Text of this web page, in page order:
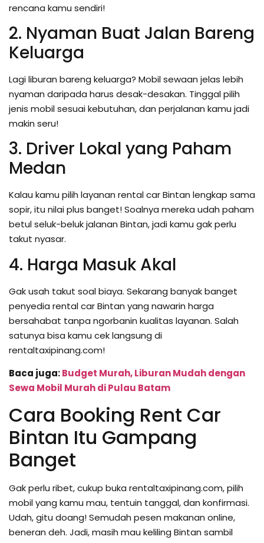
rencana kamu sendiri!
2. Nyaman Buat Jalan Bareng
Keluarga
Lagi liburan bareng keluarga? Mobil sewaan jelas lebih
nyaman daripada harus desak-desakan. Tinggal pilih
jenis mobil sesuai kebutuhan, dan perjalanan kamu jadi
makin seru!
3. Driver Lokal yang Paham
Medan
Kalau kamu pilih layanan rental car Bintan lengkap sama
sopir, itu nilai plus banget! Soalnya mereka udah paham
betul seluk-beluk jalanan Bintan, jadi kamu gak perlu
takut nyasar.
4. Harga Masuk Akal
Gak usah takut soal biaya. Sekarang banyak banget
penyedia rental car Bintan yang nawarin harga
bersahabat tanpa ngorbanin kualitas layanan. Salah
satunya bisa kamu cek langsung di
rentaltaxipinang.com!
Baca juga:Budget Murah, Liburan Mudah dengan
Sewa Mobil Murah di Pulau Batam
Cara Booking Rent Car
Bintan Itu Gampang
Banget
Gak perlu ribet, cukup buka rentaltaxipinang.com, pilih
mobil yang kamu mau, tentuin tanggal, dan konfirmasi.
Udah, gitu doang! Semudah pesen makanan online,
beneran deh. Jadi, masih mau keliling Bintan sambil